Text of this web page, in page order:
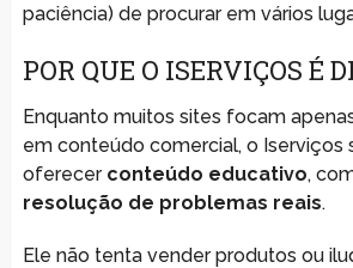
paciência) de procurar em vários
POR QUE O ISERVIÇOS É
Enquanto muitos sites focam
em conteúdo comercial, o Iserviços
oferecer conteúdo educativo,
resolução de problemas reais.
Ele não tenta vender produtos ou